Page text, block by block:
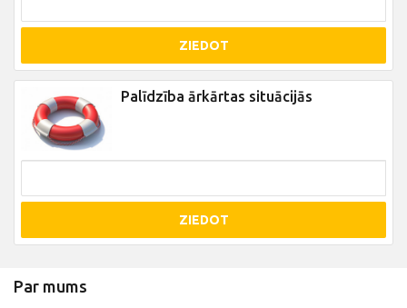
ZIEDOT
Palīdzība ārkārtas situācijās
ZIEDOT
Par mums